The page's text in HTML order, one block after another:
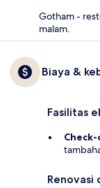
Gotham -
malam.
Biaya &
Fasilitas
Renovasi